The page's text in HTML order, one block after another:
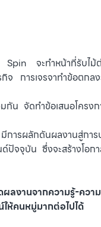
จะทำหน้าที่รับไม้ต่อ
ารเจรจาทำข้อตกลงร่
น จัดทำข้อเสนอโครง
ารผลักดันผลงานสู่การ
จจุบัน ซึ่งจะสร้างโอกา
ลงานจากความรู้-ควา
ให้คนหมู่มากต่อไปได้